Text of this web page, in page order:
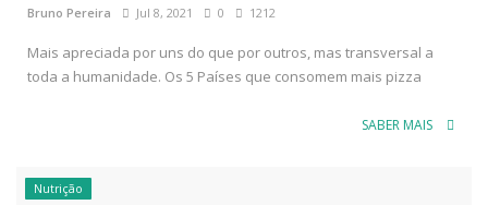
Bruno Pereira Jul 8, 2021 0 1212
Mais apreciada por uns do que por outros, mas transversal a
toda a humanidade. Os 5 Países que consomem mais pizza
SABER MAIS
Nutrição